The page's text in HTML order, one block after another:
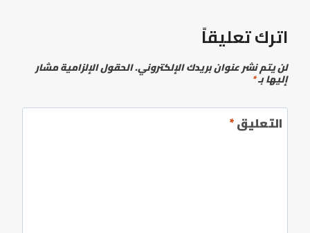
اترك تعليقاً
لن يتم نشر عنوان بريدك الإلكتروني.الحقول الإلزامية مشار
إليها بـ*
التعليق*